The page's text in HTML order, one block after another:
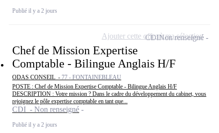
Publié il y a 2 jours
Chef de Mission Expertise
Comptable - Bilingue Anglais H/F
ODAS CONSEIL - 77 - FONTAINEBLEAU
POSTE : Chef de Mission Expertise Comptable - Bilingue Anglais H/F
DESCRIPTION : Votre mission ? Dans le cadre du développement du cabinet, vous
rejoignez le pôle expertise comptable en tant que...
CDI - Non renseigné
Publié il y a 2 jours
CDINon renseigné
Ajouter cette offre à ma sélection